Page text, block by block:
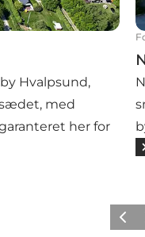
Hvalpsund,
med
her for